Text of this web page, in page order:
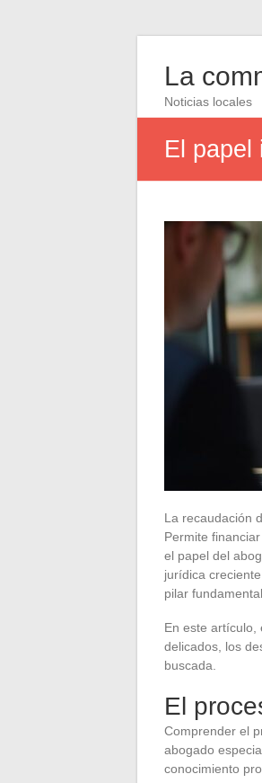
La
Noticias locales
El papel
La recaudación
Permite
el papel del
jurídica
pilar
En este artículo,
delicados, los
buscada.
El
Comprender el
abogado
conocimiento